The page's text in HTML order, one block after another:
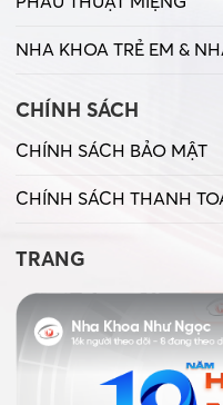
NHA KHOA TRẺ EM &
CHÍNH SÁCH
CHÍNH SÁCH BẢO MẬT
CHÍNH SÁCH THANH
TRANG